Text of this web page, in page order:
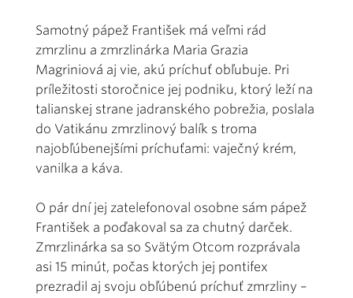
Samotný pápež František má veľmi rád
zmrzlinu a zmrzlinárka Maria Grazia
Magriniová aj vie, akú príchuť obľubuje. Pri
príležitosti storočnice jej podniku, ktorý leží na
talianskej strane jadranského pobrežia, poslala
do Vatikánu zmrzlinový balík s troma
najobľúbenejšími príchuťami: vaječný krém,
vanilka a káva.
O pár dní jej zatelefonoval osobne sám pápež
František a poďakoval sa za chutný darček.
Zmrzlinárka sa so Svätým Otcom rozprávala
asi 15 minút, počas ktorých jej pontifex
prezradil aj svoju obľúbenú príchuť zmrzliny –